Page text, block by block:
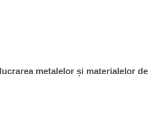
metalelor și materialelor de